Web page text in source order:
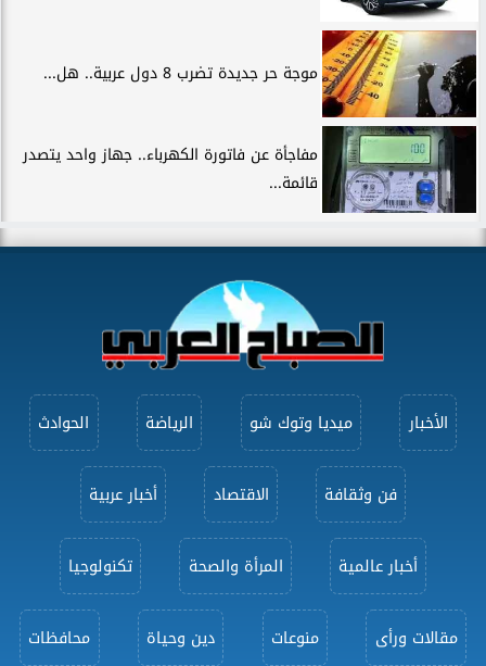
موجة حر جديدة تضرب 8 دول عربية.. هل...
مفاجأة عن فاتورة الكهرباء.. جهاز واحد يتصدر
قائمة...
الأخبار ميديا وتوك شو الرياضة الحوادث
فن وثقافة الاقتصاد أخبار عربية
أخبار عالمية المرأة والصحة تكنولوجيا
مقالات ورأى منوعات دين وحياة محافظات